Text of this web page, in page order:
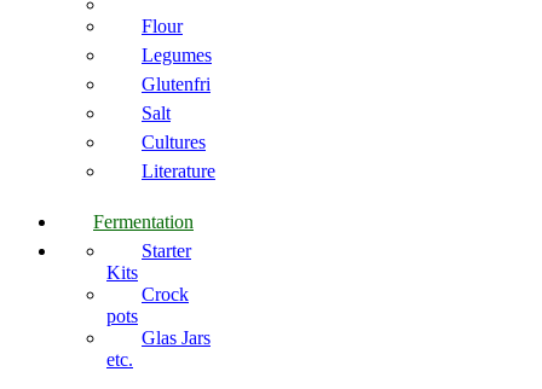
Flour
Legumes
Glutenfri
Salt
Cultures
Literature
Fermentation
Starter
Kits
Crock
pots
Glas Jars
etc.